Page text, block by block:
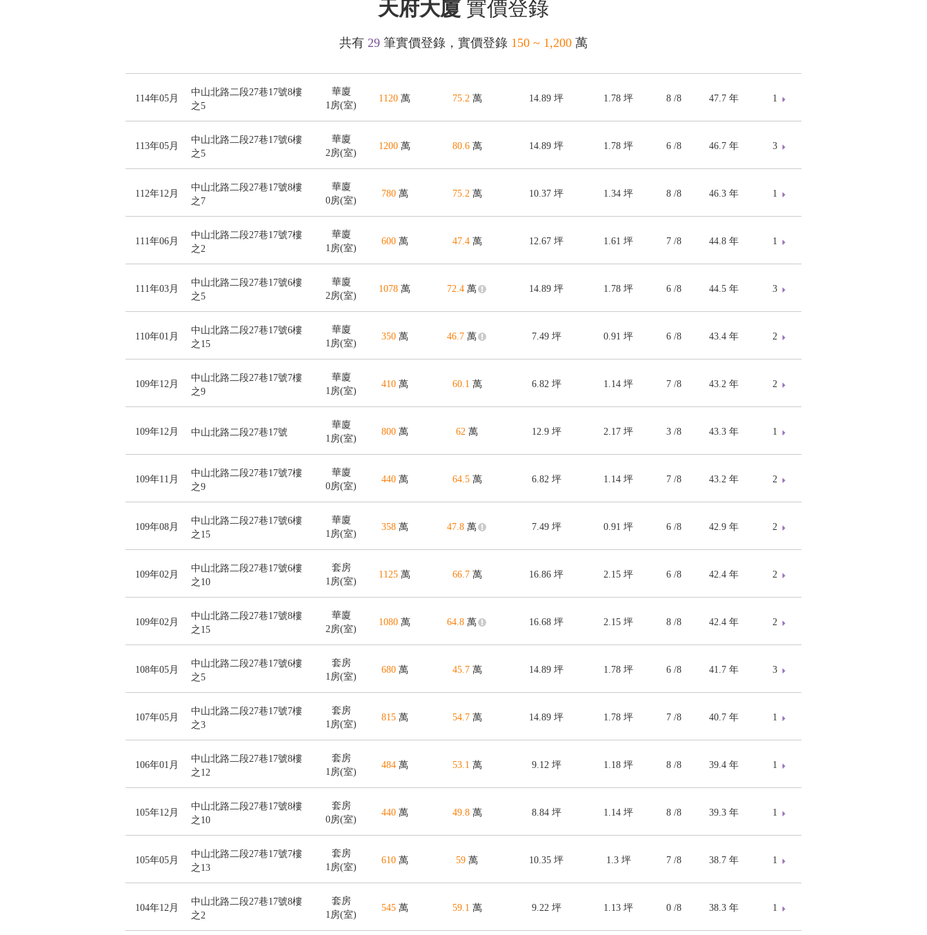
天府大廈 實價登錄
共有 29 筆實價登錄，實價登錄 150 ~ 1,200 萬
114年05月
中山北路二段27巷17號8樓
之5
華廈
1房(室)
1120 萬 75.2萬 14.89 坪 1.78 坪 8 /8 47.7 年 1
113年05月
中山北路二段27巷17號6樓
之5
華廈
2房(室)
1200 萬 80.6萬 14.89 坪 1.78 坪 6 /8 46.7 年 3
112年12月
中山北路二段27巷17號8樓
之7
華廈
0房(室)
780萬 75.2萬 10.37 坪 1.34 坪 8 /8 46.3 年 1
111年06月
中山北路二段27巷17號7樓
之2
華廈
1房(室)
600萬 47.4萬 12.67 坪 1.61 坪 7 /8 44.8 年 1
111年03月
中山北路二段27巷17號6樓
之5
華廈
2房(室)
1078 萬 72.4 萬 14.89 坪 1.78 坪 6 /8 44.5 年 3
110年01月
中山北路二段27巷17號6樓
之15
華廈
1房(室)
350萬 46.7 萬 7.49坪 0.91 坪 6 /8 43.4 年 2
109年12月
中山北路二段27巷17號7樓
之9
華廈
1房(室)
410萬 60.1 萬 6.82坪 1.14 坪 7 /8 43.2 年 2
109年12月 中山北路二段27巷17號
華廈
1房(室)
800萬 62 萬 12.9坪 2.17 坪 3 /8 43.3 年 1
109年11月
中山北路二段27巷17號7樓
之9
華廈
0房(室)
440萬 64.5萬 6.82坪 1.14 坪 7 /8 43.2 年 2
109年08月
中山北路二段27巷17號6樓
之15
華廈
1房(室)
358萬 47.8 萬 7.49坪 0.91 坪 6 /8 42.9 年 2
109年02月
中山北路二段27巷17號6樓
之10
套房
1房(室)
1125 萬 66.7萬 16.86 坪 2.15 坪 6 /8 42.4 年 2
109年02月
中山北路二段27巷17號8樓
之15
華廈
2房(室)
1080 萬 64.8 萬 16.68 坪 2.15 坪 8 /8 42.4 年 2
108年05月
中山北路二段27巷17號6樓
之5
套房
1房(室)
680萬 45.7萬 14.89 坪 1.78 坪 6 /8 41.7 年 3
107年05月
中山北路二段27巷17號7樓
之3
套房
1房(室)
815萬 54.7萬 14.89 坪 1.78 坪 7 /8 40.7 年 1
106年01月
中山北路二段27巷17號8樓
之12
套房
1房(室)
484萬 53.1 萬 9.12坪 1.18 坪 8 /8 39.4 年 1
105年12月
中山北路二段27巷17號8樓
之10
套房
0房(室)
440萬 49.8萬 8.84坪 1.14 坪 8 /8 39.3 年 1
105年05月
中山北路二段27巷17號7樓
之13
套房
1房(室)
610萬 59 萬 10.35 坪 1.3 坪 7 /8 38.7 年 1
104年12月
中山北路二段27巷17號8樓
之2
套房
1房(室)
545萬 59.1 萬 9.22坪 1.13 坪 0 /8 38.3 年 1